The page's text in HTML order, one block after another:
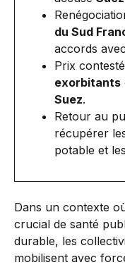
du Sud
accords avec
Prix
exorbitants
Suez.
Retour au
récupérer
potable et
Dans un contexte
crucial de santé
durable, les
mobilisent avec